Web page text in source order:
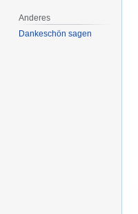
Anderes
Dankeschön sagen